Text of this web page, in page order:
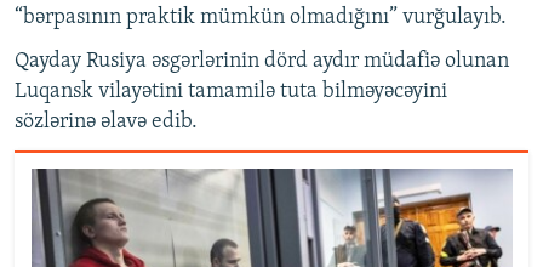
“bərpasının praktik mümkün olmadığını” vurğulayıb.
Qayday Rusiya əsgərlərinin dörd aydır müdafiə olunan
Luqansk vilayətini tamamilə tuta bilməyəcəyini
sözlərinə əlavə edib.